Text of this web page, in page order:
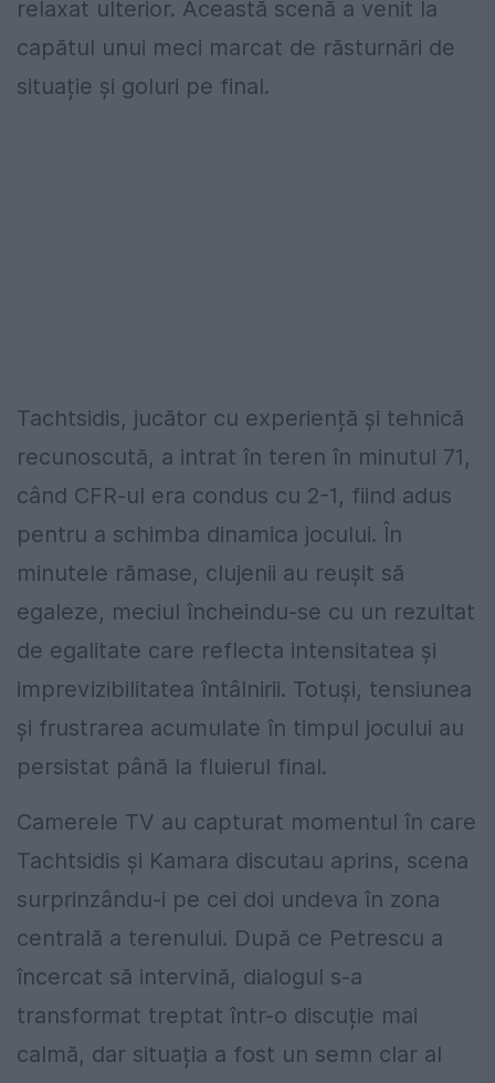
relaxat ulterior. Această scenă a venit la
capătul unui meci marcat de răsturnări de
situație și goluri pe final.
Tachtsidis, jucător cu experiență și tehnică
recunoscută, a intrat în teren în minutul 71,
când CFR-ul era condus cu 2-1, fiind adus
pentru a schimba dinamica jocului. În
minutele rămase, clujenii au reușit să
egaleze, meciul încheindu-se cu un rezultat
de egalitate care reflecta intensitatea și
imprevizibilitatea întâlnirii. Totuși, tensiunea
și frustrarea acumulate în timpul jocului au
persistat până la fluierul final.
Camerele TV au capturat momentul în care
Tachtsidis și Kamara discutau aprins, scena
surprinzându-i pe cei doi undeva în zona
centrală a terenului. După ce Petrescu a
încercat să intervină, dialogul s-a
transformat treptat într-o discuție mai
calmă, dar situația a fost un semn clar al